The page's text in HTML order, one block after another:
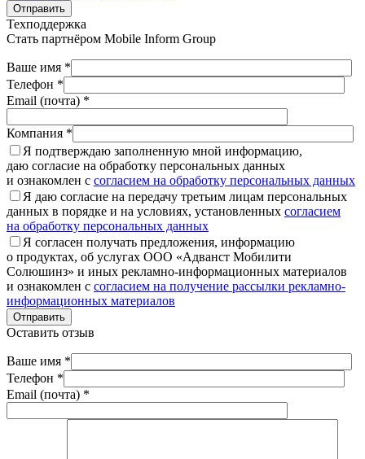
Отправить
Техподдержка
Стать партнёром Mobile Inform Group
Ваше имя *
Телефон *
Email (почта) *
Компания *
Я подтверждаю заполненную мной информацию,
даю согласие на обработку персональных данных
и ознакомлен с согласием на обработку персональных данных
Я даю согласие на передачу третьим лицам персональных
данных в порядке и на условиях, установленных согласием
на обработку персональных данных
Я согласен получать предложения, информацию
о продуктах, об услугах ООО «Адванст Мобилити
Солюшинз» и иных рекламно-информационных материалов
и ознакомлен с согласием на получение рассылки рекламно-
информационных материалов
Отправить
Оставить отзыв
Ваше имя *
Телефон *
Email (почта) *